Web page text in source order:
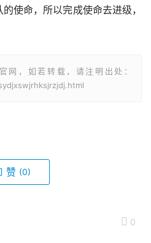
使命，所以完成使命去进级，
网，如若转载，请注明出处：
赞 (0)
0